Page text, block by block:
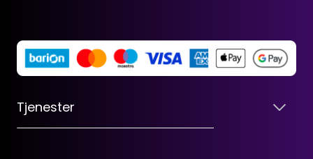
Tjenester